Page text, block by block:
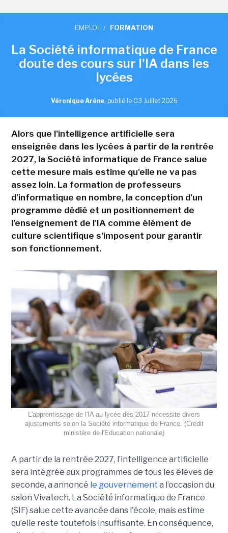
EMPLOI / FORMATION
La Société informatique de France
doute des cours sur l'IA dans les
lycées
Véronique Arène, publié le 03 Juillet 2026
Alors que l'intelligence artificielle sera
enseignée dans les lycées à partir de la rentrée
2027, la Société informatique de France salue
cette mesure mais estime qu'elle ne va pas
assez loin. La formation de professeurs
d'informatique en nombre, la conception d'un
programme dédié et un positionnement de
l'enseignement de l'IA comme élément de
culture scientifique s'imposent pour garantir
son fonctionnement.
L'apprentissage de l'IA au lycée dès 2017 nécessite divers
ajustements selon la Société informatique de France. (Crédit
ministère de l'Education nationale)
A partir de la rentrée 2027, l’intelligence artificielle
sera intégrée aux programmes de tous les élèves de
seconde, a annoncé le gouvernement a l’occasion du
salon Vivatech. La Société́ informatique de France
(SIF) salue cette avancée dans l'école, mais estime
qu’elle reste toutefois insuffisante. En conséquence,